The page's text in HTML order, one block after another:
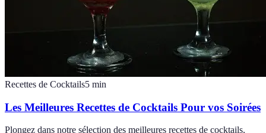
Recettes de Cocktails5 min
Les Meilleures Recettes de Cocktails Pour vos Soirées
Plongez dans notre sélection des meilleures recettes de cocktails,